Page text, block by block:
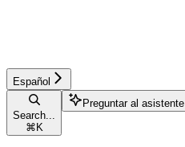
Español
Search...
⌘ K
Preguntar al asistente